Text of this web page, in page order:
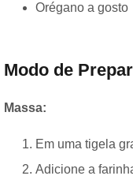
Orégano a gosto
Modo de
Massa:
Em uma tigela
Adicione a